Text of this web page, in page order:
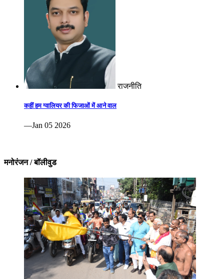
राजनीति
कहीं हम ग्वालियर की फिजाओं में आने वाल
—Jan 05 2026
मनोरंजन / बॉलीवुड